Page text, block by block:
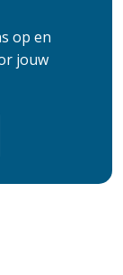
op en
jouw